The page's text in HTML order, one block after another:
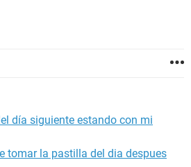
día siguiente estando con mi
tomar la pastilla del dia despues